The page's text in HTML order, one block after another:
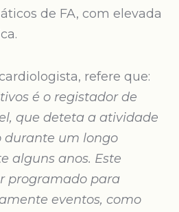
de FA, com elevada
refere que:
é o registador de
que deteta a atividade
durante um longo
alguns anos. Este
programado para
eventos, como